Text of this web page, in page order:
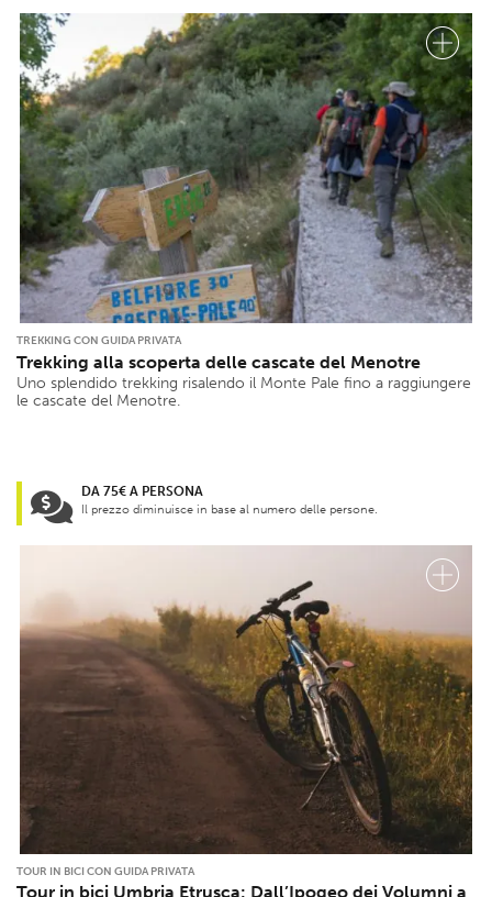
TREKKING CON GUIDA PRIVATA
Trekking alla scoperta delle cascate del Menotre
Uno splendido trekking risalendo il Monte Pale fino a raggiungere
le cascate del Menotre.
DA 75€ A PERSONA
Il prezzo diminuisce in base al numero delle persone.
TOUR IN BICI CON GUIDA PRIVATA
Tour in bici Umbria Etrusca: Dall’Ipogeo dei Volumni a